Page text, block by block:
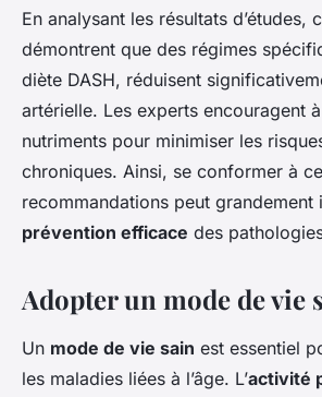
En analysant les résultats d’études,
démontrent que des régimes
diète DASH, réduisent
artérielle. Les experts encouragent
nutriments pour minimiser les
chroniques. Ainsi, se conformer à
recommandations peut grandement
prévention efficace des
Adopter un mode de vie
Un mode de vie sain est essentiel
les maladies liées à l’âge. L’activité